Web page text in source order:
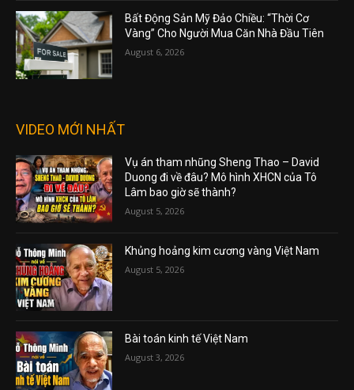
Bất Động Sản Mỹ Đảo Chiều: “Thời Cơ
Vàng” Cho Người Mua Căn Nhà Đầu Tiên
August 6, 2026
VIDEO MỚI NHẤT
Vụ án tham nhũng Sheng Thao – David
Duong đi về đâu? Mô hình XHCN của Tô
Lâm bao giờ sẽ thành?
August 5, 2026
Khủng hoảng kim cương vàng Việt Nam
August 5, 2026
Bài toán kinh tế Việt Nam
August 3, 2026